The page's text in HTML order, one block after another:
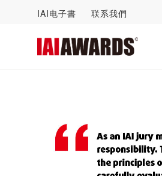
IAI电子書 联系我們